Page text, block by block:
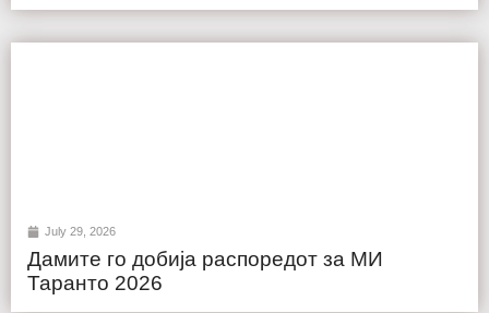
July 29, 2026
Дамите го добија распоредот за МИ
Таранто 2026